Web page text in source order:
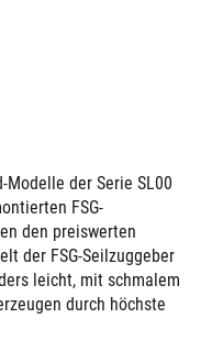
Modelle der Serie SL00
FSG-
den preiswerten
der FSG-Seilzuggeber
leicht, mit schmalem
durch höchste